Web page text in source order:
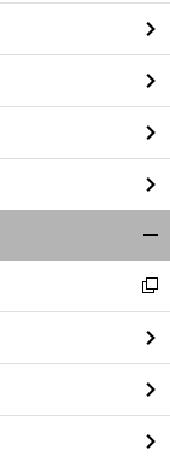
閉
る
新
し
い
ウ
ィ
ン
ド